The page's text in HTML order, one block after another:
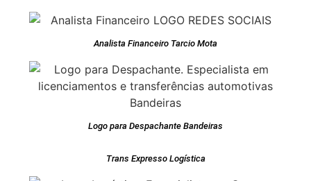
Analista Financeiro Tarcio Mota
Logo para Despachante Bandeiras
Trans Expresso Logística